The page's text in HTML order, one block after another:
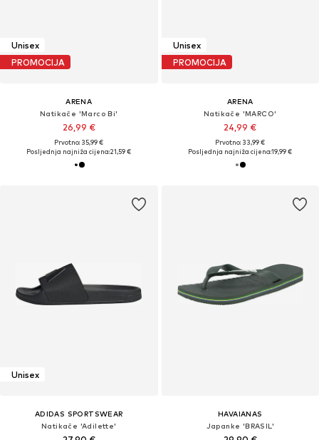
Unisex
PROMOCIJA
ARENA
Natikače 'Marco Bi'
26,99 €
Prvotno: 35,99 €
Posljednja najniža cijena:21,59 €
Unisex
PROMOCIJA
ARENA
Natikače 'MARCO'
24,99 €
Prvotno: 33,99 €
Posljednja najniža cijena:19,99 €
Unisex
ADIDAS SPORTSWEAR
Natikače 'Adilette'
HAVAIANAS
Japanke 'BRASIL'